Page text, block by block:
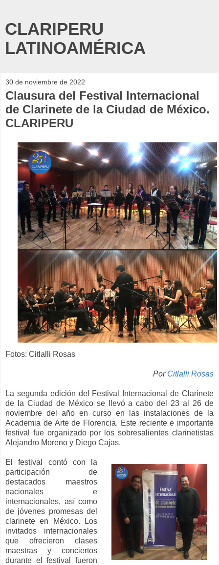
CLARIPERU
LATINOAMÉRICA
30 de noviembre de 2022
Clausura del Festival Internacional
de Clarinete de la Ciudad de México.
CLARIPERU
Fotos: Citlalli Rosas
Por Citlalli Rosas
La segunda edición del Festival Internacional de Clarinete
de la Ciudad de México se llevó a cabo del 23 al 26 de
noviembre del año en curso en las instalaciones de la
Academia de Arte de Florencia. Este reciente e importante
festival fue organizado por los sobresalientes clarinetistas
Alejandro Moreno y Diego Cajas.
El festival contó con la
participación de
destacados maestros
nacionales e
internacionales, así como
de jóvenes promesas del
clarinete en México. Los
invitados internacionales
que ofrecieron clases
maestras y conciertos
durante el festival fueron